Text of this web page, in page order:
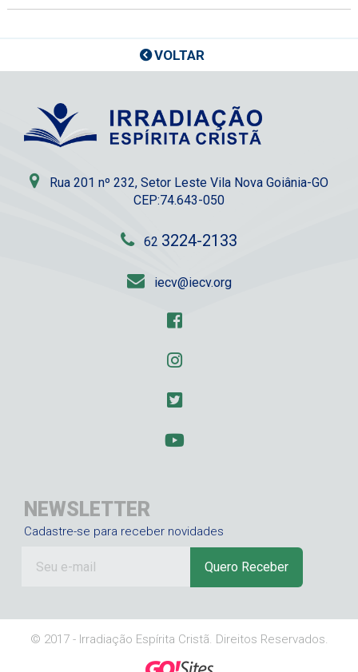
VOLTAR
Rua 201 nº 232, Setor Leste Vila Nova Goiânia-GO
CEP:74.643-050
62 3224-2133
iecv@iecv.org
NEWSLETTER
Cadastre-se para receber novidades
© 2017 - Irradiação Espírita Cristã. Direitos Reservados.